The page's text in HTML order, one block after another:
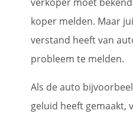
koper melden. Maar
verstand heeft van
probleem te melden.
Als de auto
geluid heeft gemaakt,